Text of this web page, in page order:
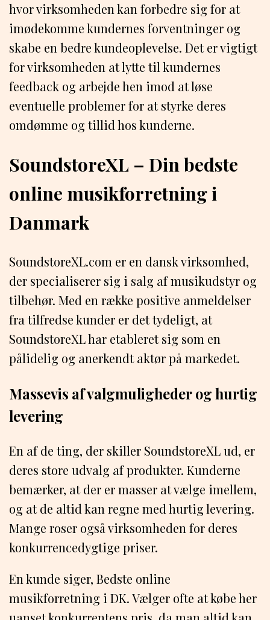
hvor virksomheden kan forbedre sig for at
imødekomme kundernes forventninger og
skabe en bedre kundeoplevelse. Det er vigtigt
for virksomheden at lytte til kundernes
feedback og arbejde hen imod at løse
eventuelle problemer for at styrke deres
omdømme og tillid hos kunderne.
SoundstoreXL – Din bedste
online musikforretning i
Danmark
SoundstoreXL.com er en dansk virksomhed,
der specialiserer sig i salg af musikudstyr og
tilbehør. Med en række positive anmeldelser
fra tilfredse kunder er det tydeligt, at
SoundstoreXL har etableret sig som en
pålidelig og anerkendt aktør på markedet.
Massevis af valgmuligheder og hurtig
levering
En af de ting, der skiller SoundstoreXL ud, er
deres store udvalg af produkter. Kunderne
bemærker, at der er masser at vælge imellem,
og at de altid kan regne med hurtig levering.
Mange roser også virksomheden for deres
konkurrencedygtige priser.
En kunde siger, Bedste online
musikforretning i DK. Vælger ofte at købe her